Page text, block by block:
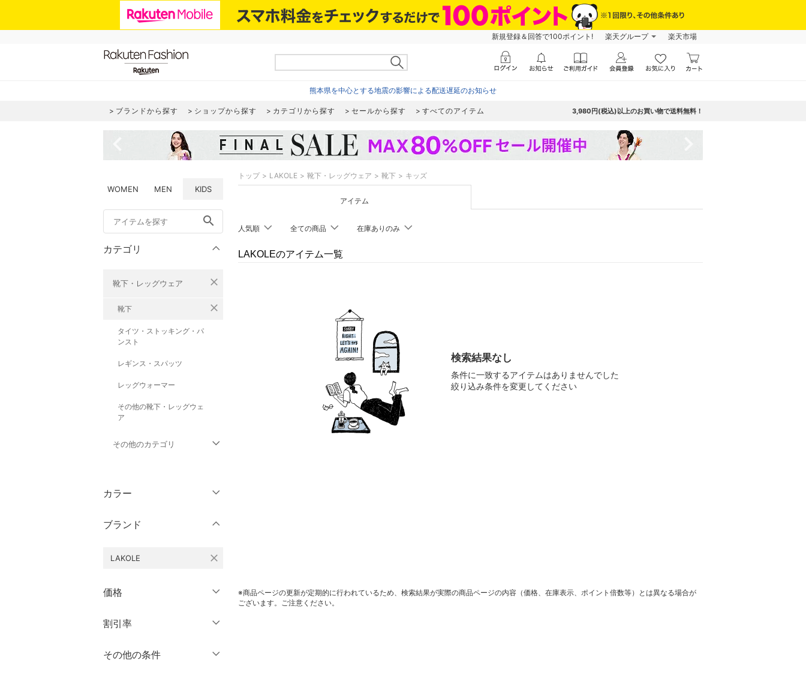
新規登録＆回答で100ポイント! 楽天グループ 楽天市場
熊本県を中心とする地震の影響による配送遅延のお知らせ
ブランドから探す ショップから探す カテゴリから探す セールから探す すべてのアイテム 3,980円(税込)以上のお買い物で送料無料！
WOMEN MEN KIDS
search
カテゴリ
靴下・レッグウェア close
靴下 close
タイツ・ストッキング・パ
ンスト
レギンス・スパッツ
レッグウォーマー
その他の靴下・レッグウェ
ア
その他のカテゴリ
パンツ
ワンピース・ドレス
スカート
ーオール
バッグ
カラー
クリア
ブランド
LAKOLE close
価格
絞り込み
割引率
％OFF～ ％OFF
その他の条件
トップ LAKOLE 靴下・レッグウェア 靴下 キッズ
アイテム
人気順 全ての商品 在庫ありのみ
LAKOLEのアイテム一覧
検索結果なし
条件に一致するアイテムはありませんでした
絞り込み条件を変更してください
※商品ページの更新が定期的に行われているため、検索結果が実際の商品ページの内容（価格、在庫表示、ポイント倍数等）とは異なる場合が
ございます。ご注意ください。